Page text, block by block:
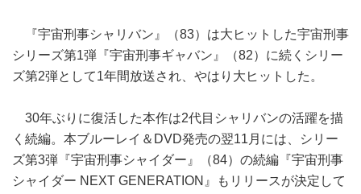
『宇宙刑事シャリバン』（83）は大ヒットした宇宙刑事
シリーズ第1弾『宇宙刑事ギャバン』（82）に続くシリー
ズ第2弾として1年間放送され、やはり大ヒットした。
30年ぶりに復活した本作は2代目シャリバンの活躍を描
く続編。本ブルーレイ＆DVD発売の翌11月には、シリー
ズ第3弾『宇宙刑事シャイダー』（84）の続編『宇宙刑事
シャイダー NEXT GENERATION』もリリースが決定して